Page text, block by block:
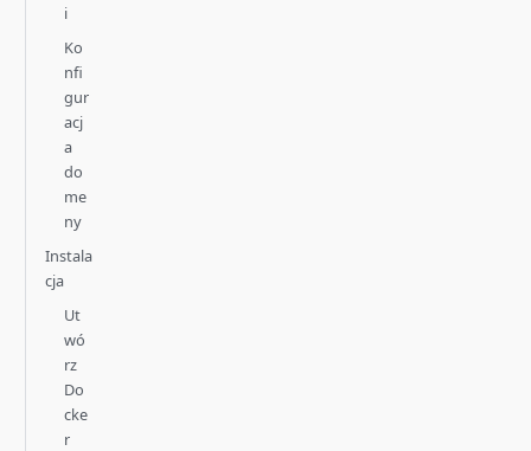
i
Ko
nfi
gur
acj
a
do
me
ny
Instala
cja
Ut
wó
rz
Do
cke
r